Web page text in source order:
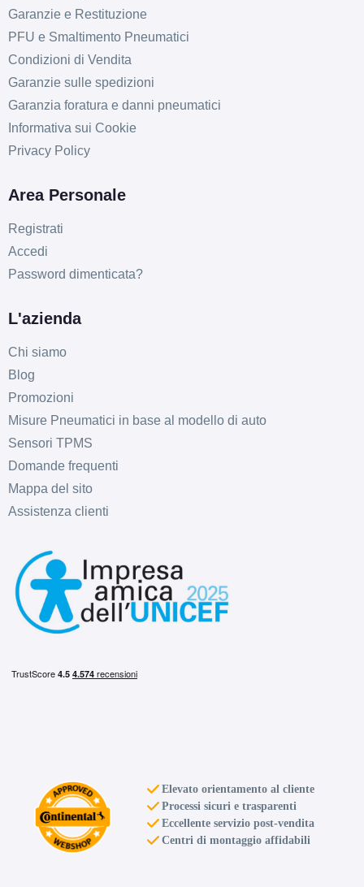
D
Garanzie e Restituzione
PFU e Smaltimento Pneumatici
Condizioni di Vendita
Garanzie sulle spedizioni
Garanzia foratura e danni pneumatici
Informativa sui Cookie
Privacy Policy
Area Personale
Registrati
Accedi
Password dimenticata?
L'azienda
Chi siamo
Blog
Promozioni
Misure Pneumatici in base al modello di auto
Sensori TPMS
Domande frequenti
Mappa del sito
Assistenza clienti
Elevato orientamento al cliente
Processi sicuri e trasparenti
Eccellente servizio post-vendita
Centri di montaggio affidabili